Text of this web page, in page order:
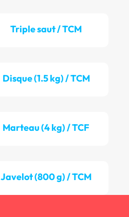
Triple saut / TCM
Disque (1.5 kg) / TCM
Marteau (4 kg) / TCF
Javelot (800 g) / TCM